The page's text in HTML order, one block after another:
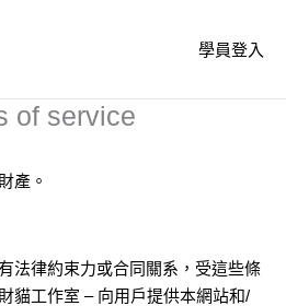
學員登入
of service
產。
法律約束力或合同關系，受這些條
貓工作室 – 向用戶提供本網站和/